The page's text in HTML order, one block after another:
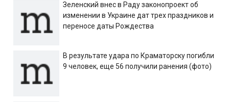
Зеленский внес в Раду законопроект об
изменении в Украине дат трех праздников и
переносе даты Рождества
В результате удара по Краматорску погибли
9 человек, еще 56 получили ранения (фото)